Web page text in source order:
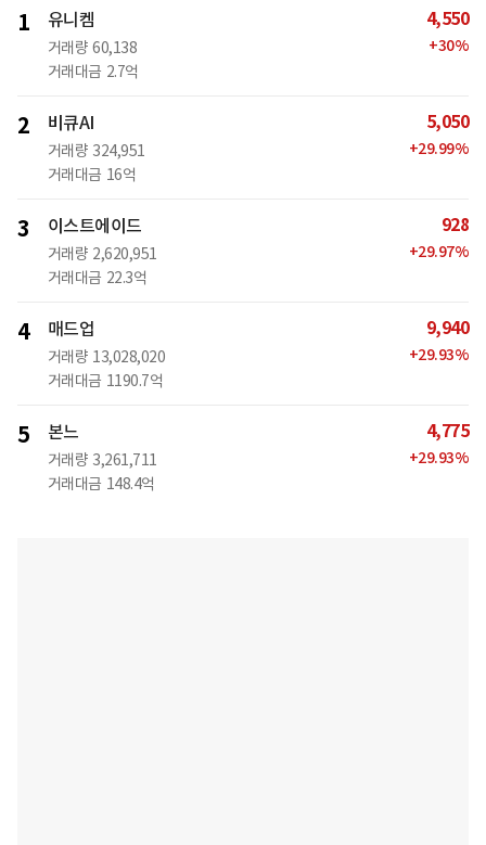
1 유니켐
거래량 60,138
거래대금 2.7억
4,550
+30%
2 비큐AI
거래량 324,951
거래대금 16억
5,050
+29.99%
3 이스트에이드
거래량 2,620,951
거래대금 22.3억
928
+29.97%
4 매드업
거래량 13,028,020
거래대금 1190.7억
9,940
+29.93%
5 본느
거래량 3,261,711
거래대금 148.4억
4,775
+29.93%